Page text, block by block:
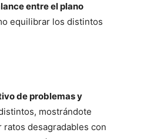
entre el plano
equilibrar los distintos
de problemas y
mostrándote
desagradables con